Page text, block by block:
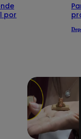
por